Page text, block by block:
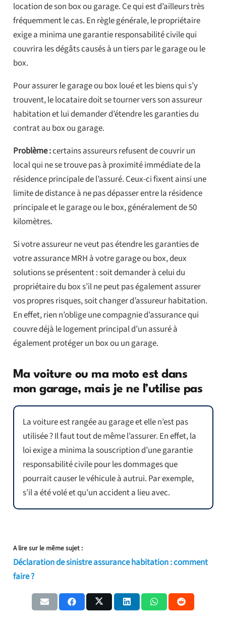
location de son box ou garage. Ce qui est d’ailleurs très
fréquemment le cas. En règle générale, le propriétaire
exige a minima une garantie responsabilité civile qui
couvrira les dégâts causés à un tiers par le garage ou le
box.
Pour assurer le garage ou box loué et les biens qui s’y
trouvent, le locataire doit se tourner vers son assureur
habitation et lui demander d’étendre les garanties du
contrat au box ou garage.
Problème :certains assureurs refusent de couvrir un
local qui ne se trouve pas à proximité immédiate de la
résidence principale de l’assuré. Ceux-ci fixent ainsi une
limite de distance à ne pas dépasser entre la résidence
principale et le garage ou le box, généralement de 50
kilomètres.
Si votre assureur ne veut pas étendre les garanties de
votre assurance MRH à votre garage ou box, deux
solutions se présentent : soit demander à celui du
propriétaire du box s’il ne peut pas également assurer
vos propres risques, soit changer d’assureur habitation.
En effet, rien n’oblige une compagnie d’assurance qui
couvre déjà le logement principal d’un assuré à
également protéger un box ou un garage.
Ma voiture ou ma moto est dans
mon garage, mais je ne l’utilise pas
La voiture est rangée au garage et elle n’est pas
utilisée ? Il faut tout de même l’assurer. En effet, la
loi exige a minima la souscription d’une garantie
responsabilité civile pour les dommages que
pourrait causer le véhicule à autrui. Par exemple,
s’il a été volé et qu’un accident a lieu avec.
A lire sur le même sujet :
Déclaration de sinistre assurance habitation : comment
faire ?